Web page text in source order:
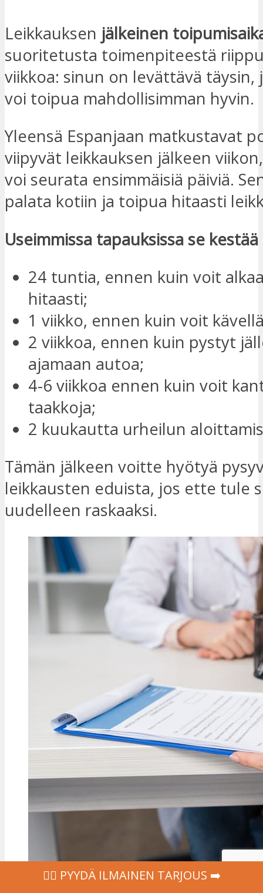
Leikkauksen jälkeinen
suoritetusta toimenpiteestä
viikkoa: sinun on levättävä täysin,
voi toipua mahdollisimman hyvin.
Yleensä Espanjaan matkustavat
viipyvät leikkauksen jälkeen
voi seurata ensimmäisiä päiviä.
palata kotiin ja toipua hitaasti
Useimmissa tapauksissa se
24 tuntia, ennen kuin voit
hitaasti;
1 viikko, ennen kuin voit
2 viikkoa, ennen kuin pystyt
ajamaan autoa;
4-6 viikkoa ennen kuin voit
taakkoja;
2 kuukautta urheilun
Tämän jälkeen voitte hyötyä
leikkausten eduista, jos ette tule
uudelleen raskaaksi.
‍👩‍⚕ PYYDÄ ILMAINEN TARJOUS ➡️